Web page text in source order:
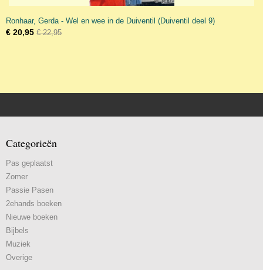
Ronhaar, Gerda - Wel en wee in de Duiventil (Duiventil deel 9)
€ 20,95 € 22,95
Categorieën
Pas geplaatst
Zomer
Passie Pasen
2ehands boeken
Nieuwe boeken
Bijbels
Muziek
Overige